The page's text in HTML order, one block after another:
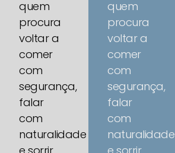
quem
procura
voltar a
comer
com
segurança,
falar
com
naturalidade
quem
procura
voltar a
comer
com
segurança,
falar
com
naturalidade